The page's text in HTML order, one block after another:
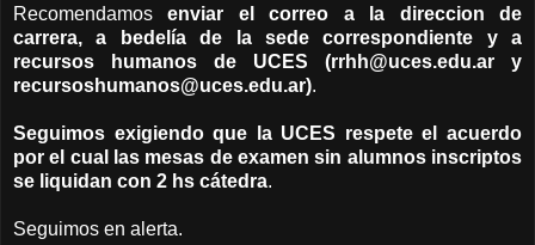
Recomendamosenviar el correo a la direccion de
carrera, a bedelía de la sede correspondiente y a
recursos humanos de UCES (rrhh@uces.edu.ar y
recursoshumanos@uces.edu.ar).
Seguimos exigiendo que la UCES respete el acuerdo
por el cual las mesas de examen sin alumnos inscriptos
se liquidan con 2 hs cátedra.
Seguimos en alerta.